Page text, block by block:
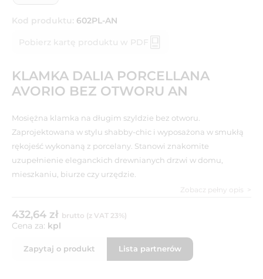
Kod produktu: 602PL-AN
Pobierz kartę produktu w PDF
KLAMKA DALIA PORCELLANA
AVORIO BEZ OTWORU AN
Mosiężna klamka na długim szyldzie bez otworu.
Zaprojektowana w stylu shabby-chic i wyposażona w smukłą
rękojeść wykonaną z porcelany. Stanowi znakomite
uzupełnienie eleganckich drewnianych drzwi w domu,
mieszkaniu, biurze czy urzędzie.
Zobacz pełny opis
432,64 zł brutto (z VAT 23%)
Cena za: kpl
Zapytaj o produkt Lista partnerów